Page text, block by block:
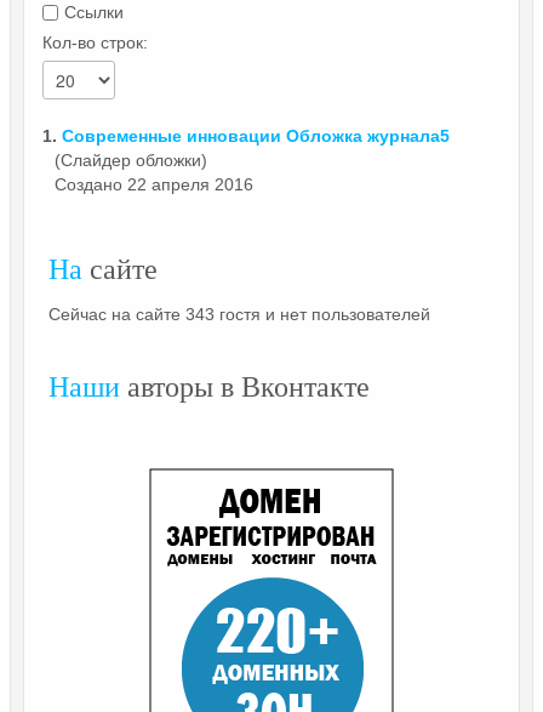
Ссылки
Кол-во строк:
1. Современные инновации Обложка журнала5
(Слайдер обложки)
Создано 22 апреля 2016
На сайте
Сейчас на сайте 343 гостя и нет пользователей
Наши авторы в Вконтакте